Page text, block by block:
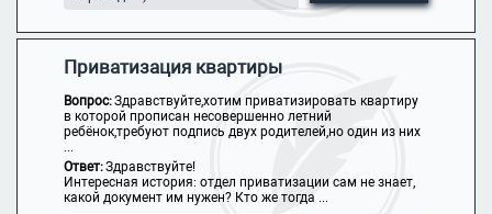
Приватизация квартиры
Вопрос:Здравствуйте,хотим приватизировать квартиру
в которой прописан несовершенно летний
ребёнок,требуют подпись двух родителей,но один из них
...
Ответ:Здравствуйте!
Интересная история: отдел приватизации сам не знает,
какой документ им нужен? Кто же тогда ...